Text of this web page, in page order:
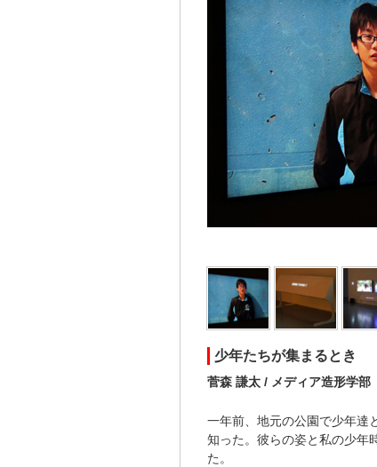
少年たちが集まるとき
菅森 謙太 / メディア造形学
一年前、地元の公園で少年達
知った。彼らの姿と私の少年
た。